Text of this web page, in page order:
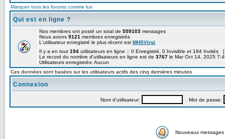
Marquer tous les forums comme lus
Qui est en ligne ?
Nos membres ont posté un total de 559103 messages
Nous avons 9121 membres enregistrés
L'utilisateur enregistré le plus récent est MHSVirgi
Il y a en tout 194 utilisateurs en ligne :: 0 Enregistré, 0 Invisible et 194 Invités [
Le record du nombre d'utilisateurs en ligne est de 3767 le Mar Oct 14, 2025
Utilisateurs enregistrés: Aucun
Ces données sont basées sur les utilisateurs actifs des cinq dernières minutes
Connexion
Nom d'utilisateur: Mot de passe:
Nouveaux messages